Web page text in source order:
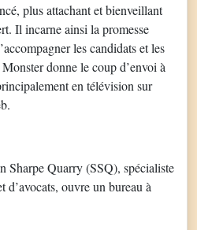
plus attachant et bienveillant
Il incarne ainsi la promesse
les candidats et les
donne le coup d’envoi à
en télévision sur
Sharpe Quarry (SSQ), spécialiste
d’avocats, ouvre un bureau à